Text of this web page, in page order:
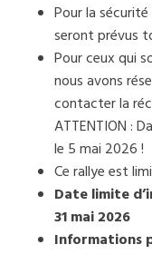
Pour la
seront prévus
Pour ceux qui
nous avons
contacter la
ATTENTION :
le 5 mai 2026 !
Ce rallye est
Date limite
31 mai 2026
Informations